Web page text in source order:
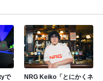
で
NRG Keiko「とにかくネ